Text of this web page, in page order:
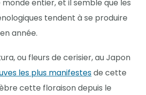
entier, et il semble que les
tendent à se produire
année.
ou fleurs de cerisier, au Japon
les plus manifestesde cette
cette floraison depuis le